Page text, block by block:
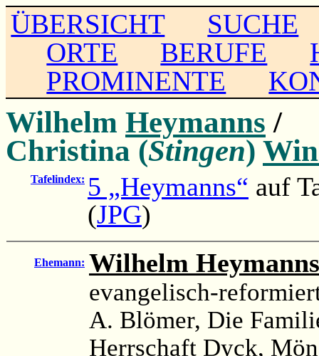
ÜBERSICHT
SUCHE
ORTE
BERUFE
PROMINENTE
Wilhelm Heymanns /
Christina (Stingen)
Tafelindex: 5 „Heymanns“ auf
(JPG)
Ehemann: Wilhelm Heymanns
evangelisch-
A. Blömer, Die
Herrschaft Dyck,